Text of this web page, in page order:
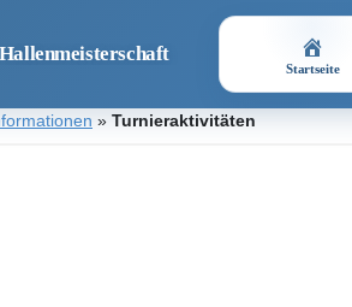
Startseite
» Turnieraktivitäten